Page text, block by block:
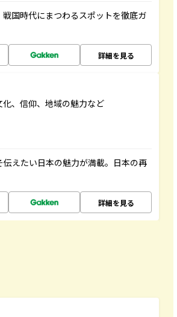
国時代にまつわるスポットを徹底ガ
詳細を見る
、信仰、地域の魅力など
えたい日本の魅力が満載。日本の再
詳細を見る